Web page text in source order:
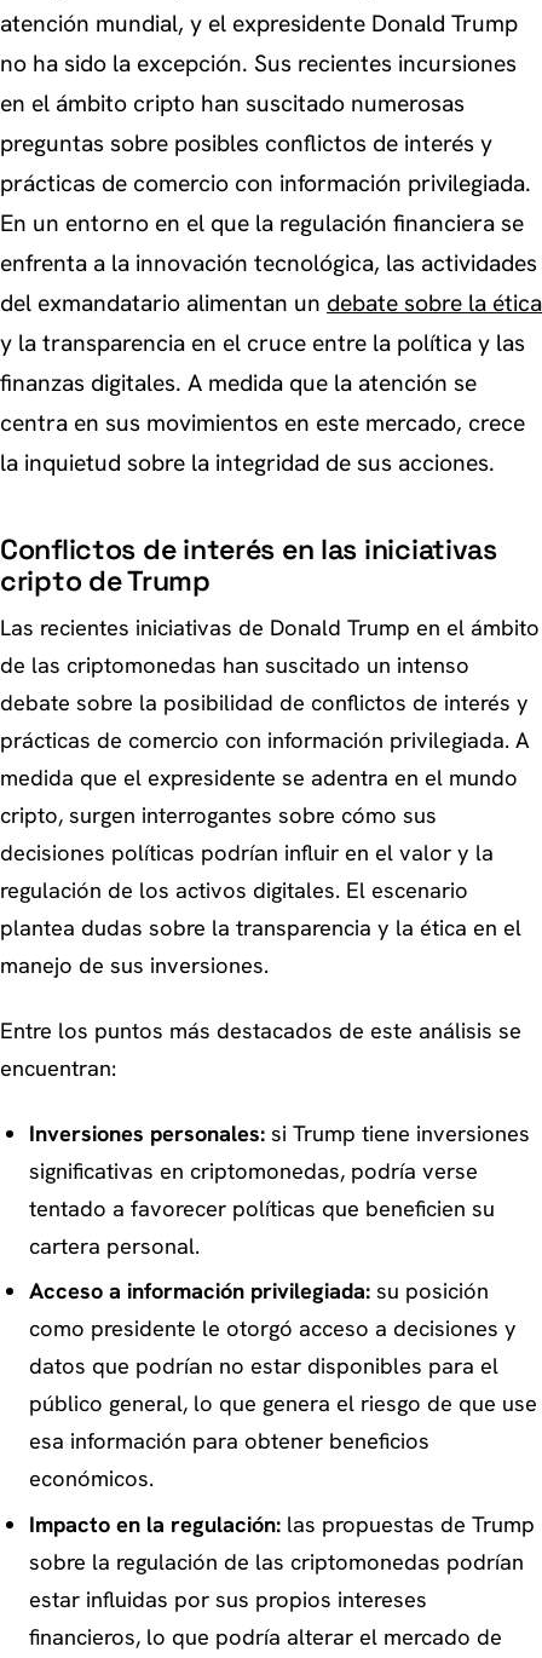
atención mundial, y el expresidente Donald Trump
no ha sido la excepción. Sus recientes incursiones
en el ámbito cripto han suscitado numerosas
preguntas sobre posibles conflictos de interés y
prácticas de comercio con información privilegiada.
En un entorno en el que la regulación financiera se
enfrenta a la innovación tecnológica, las actividades
del exmandatario alimentan un debate sobre la ética
y la transparencia en el cruce entre la política y las
finanzas digitales. A medida que la atención se
centra en sus movimientos en este mercado, crece
la inquietud sobre la integridad de sus acciones.
Conflictos de interés en las iniciativas
cripto de Trump
Las recientes iniciativas de Donald Trump en el ámbito
de las criptomonedas han suscitado un intenso
debate sobre la posibilidad de conflictos de interés y
prácticas de comercio con información privilegiada. A
medida que el expresidente se adentra en el mundo
cripto, surgen interrogantes sobre cómo sus
decisiones políticas podrían influir en el valor y la
regulación de los activos digitales. El escenario
plantea dudas sobre la transparencia y la ética en el
manejo de sus inversiones.
Entre los puntos más destacados de este análisis se
encuentran:
Inversiones personales:si Trump tiene inversiones
significativas en criptomonedas, podría verse
tentado a favorecer políticas que beneficien su
cartera personal.
Acceso a información privilegiada:su posición
como presidente le otorgó acceso a decisiones y
datos que podrían no estar disponibles para el
público general, lo que genera el riesgo de que use
esa información para obtener beneficios
económicos.
Impacto en la regulación:las propuestas de Trump
sobre la regulación de las criptomonedas podrían
estar influidas por sus propios intereses
financieros, lo que podría alterar el mercado de